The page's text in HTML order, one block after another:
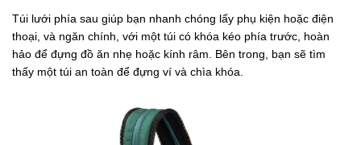
Túi lưới phía sau giúp bạn nhanh chóng lấy phụ kiện hoặc điện
thoại, và ngăn chính, với một túi có khóa kéo phía trước, hoàn
hảo để đựng đồ ăn nhẹ hoặc kính râm. Bên trong, bạn sẽ tìm
thấy một túi an toàn để đựng ví và chìa khóa.